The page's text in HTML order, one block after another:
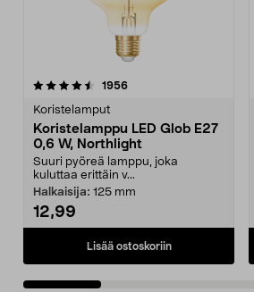
1956arvostelut
Koristelamput
Koristelamppu LED Glob E27
0,6 W, Northlight
Suuri pyöreä lamppu, joka
kuluttaa erittäin v...
Halkaisija: 125 mm
12,99
Lisää ostoskoriin
4.5 viidestä